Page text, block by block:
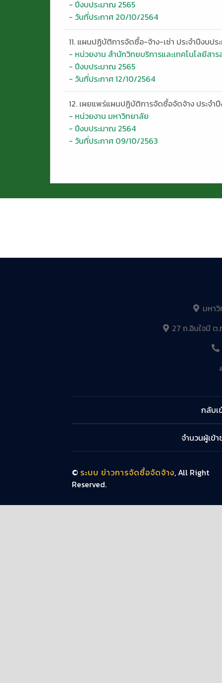
- ปีงบประมาณ 2565
- วันที่ประกาศ 20/10/2564
11. แผนปฏิบัติการจัดซื้อ-จ้าง-เช่า ประจำปีงบป
- หน่วยงาน สำนักวิทยบริการและเทคโนโลยีสาร
- ปีงบประมาณ 2565
- วันที่ประกาศ 12/10/2564
12. เผยแพร่แผนปฏิบัติการจัดซื้อจัดจ้าง ประจำ
- หน่วยงาน มหาวิทยาลัย
- ปีงบประมาณ 2564
- วันที่ประกาศ 09/10/2563
มหา
27 ถ.อินใจมี
กลับเ
จำนวนผู้เข้
© ระบบ ข่าวการจัดซื้อจัดจ้าง, All Right
Reserved.